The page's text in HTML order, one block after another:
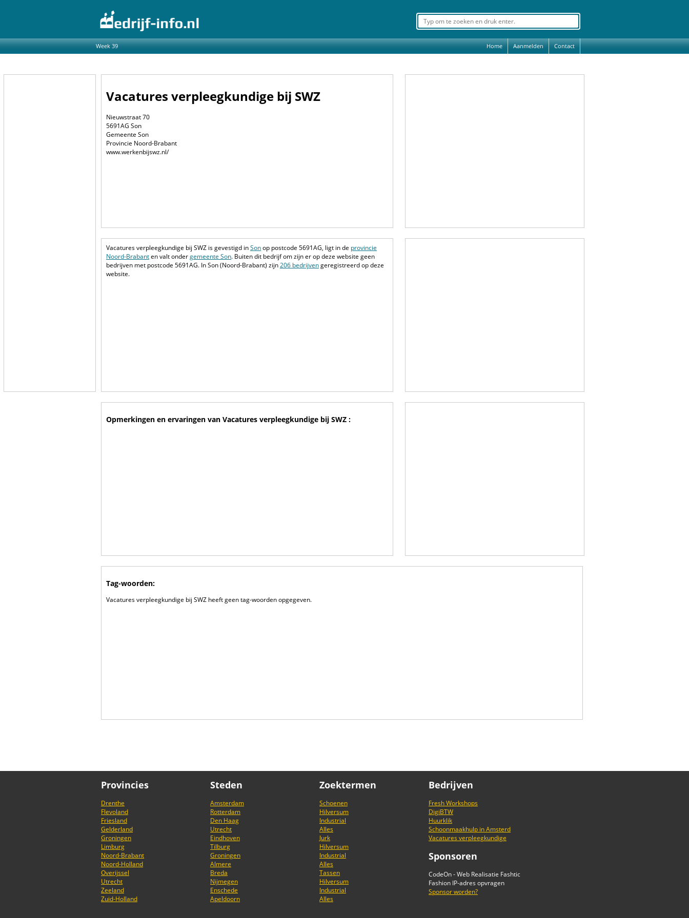
Week 39 Home Aanmelden Contact
Vacatures verpleegkundige bij SWZ
Nieuwstraat 70
5691AG Son
Gemeente Son
Provincie Noord-Brabant
www.werkenbijswz.nl/
Vacatures verpleegkundige bij SWZ is gevestigd inSonop postcode 5691AG, ligt in de provincie
Noord-Brabanten valt ondergemeente Son. Buiten dit bedrijf om zijn er op deze website geen
bedrijven met postcode 5691AG. In Son (Noord-Brabant) zijn206 bedrijvengeregistreerd op deze
website.
Opmerkingen en ervaringen van Vacatures verpleegkundige bij SWZ :
Tag-woorden:
Vacatures verpleegkundige bij SWZ heeft geen tag-woorden opgegeven.
Provincies
Drenthe
Flevoland
Friesland
Gelderland
Groningen
Limburg
Noord-Brabant
Noord-Holland
Overijssel
Utrecht
Zeeland
Zuid-Holland
Steden
Amsterdam
Rotterdam
Den Haag
Utrecht
Eindhoven
Tilburg
Groningen
Almere
Breda
Nijmegen
Enschede
Apeldoorn
Zoektermen
Schoenen
Hilversum
Industrial
Alles
Jurk
Hilversum
Industrial
Alles
Tassen
Hilversum
Industrial
Alles
Bedrijven
Fresh Workshops
DigiBTW
Huurklik
Schoonmaakhulp in Amsterd
Vacatures verpleegkundige
Sponsoren
CodeOn - Web Realisatie Fashtic
Fashion IP-adres opvragen
Sponsor worden?